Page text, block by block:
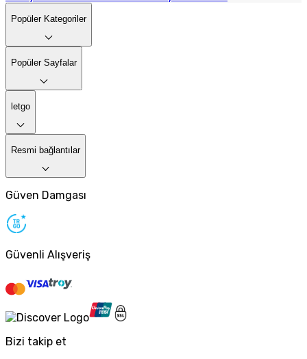
Popüler Kategoriler
Popüler Sayfalar
letgo
Resmi bağlantılar
Güven Damgası
Güvenli Alışveriş
Bizi takip et